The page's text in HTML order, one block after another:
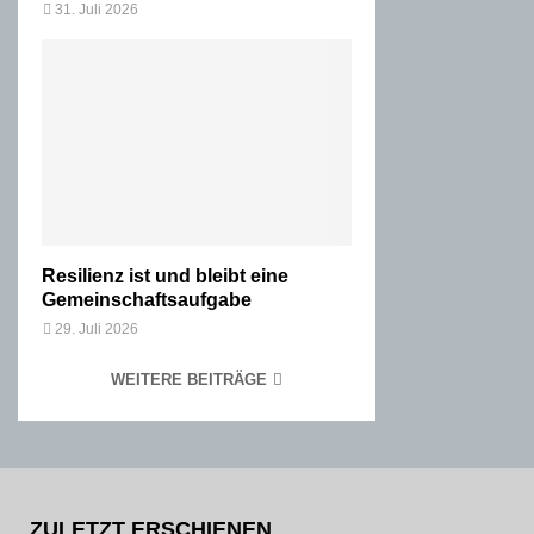
31. Juli 2026
Resilienz ist und bleibt eine
Gemeinschaftsaufgabe
29. Juli 2026
WEITERE BEITRÄGE
ZULETZT ERSCHIENEN